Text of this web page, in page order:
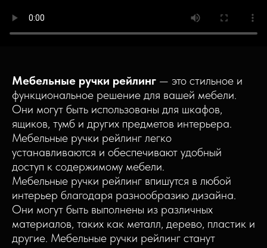
Мебельные ручки рейлинг — это стильное и
функциональное решение для вашей мебели.
Они могут быть использованы для шкафов,
ящиков, тумб и других предметов интерьера.
Мебельные ручки рейлинг легко
устанавливаются и обеспечивают удобный
доступ к содержимому мебели.
Мебельные ручки рейлинг впишутся в любой
интерьер благодаря разнообразию дизайна.
Они могут быть выполнены из различных
материалов, таких как металл, дерево, пластик и
другие. Мебельные ручки рейлинг станут